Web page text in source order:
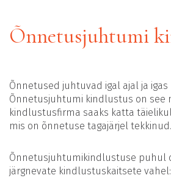
Õnnetusjuhtumi
Õnnetused juhtuvad igal ajal ja igas
Õnnetusjuhtumi kindlustus on see
kindlustusfirma saaks katta
mis on õnnetuse tagajärjel tekkinud.
Õnnetusjuhtumikindlustuse puhul
järgnevate kindlustuskaitsete vahel: